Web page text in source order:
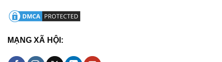
MẠNG XÃ HỘI: